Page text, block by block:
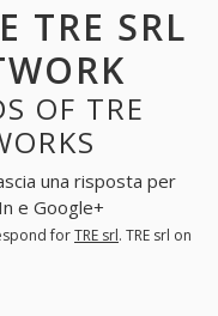
TRE SRL
OF TRE
una risposta per
e Google+
forTRE srl. TRE srl on